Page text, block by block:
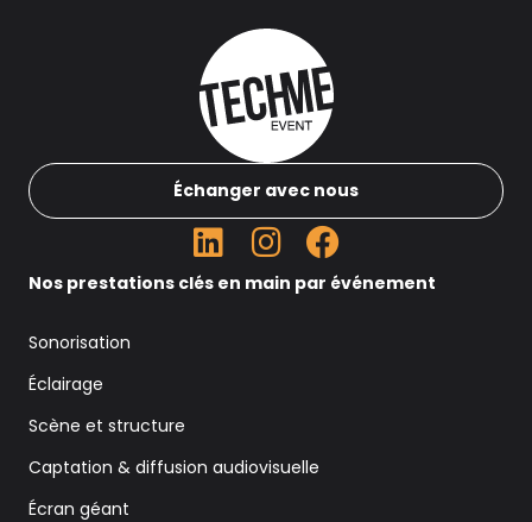
Échanger avec nous
Nos prestations clés en main par événement
Sonorisation
Éclairage
Scène et structure
Captation & diffusion audiovisuelle
Écran géant